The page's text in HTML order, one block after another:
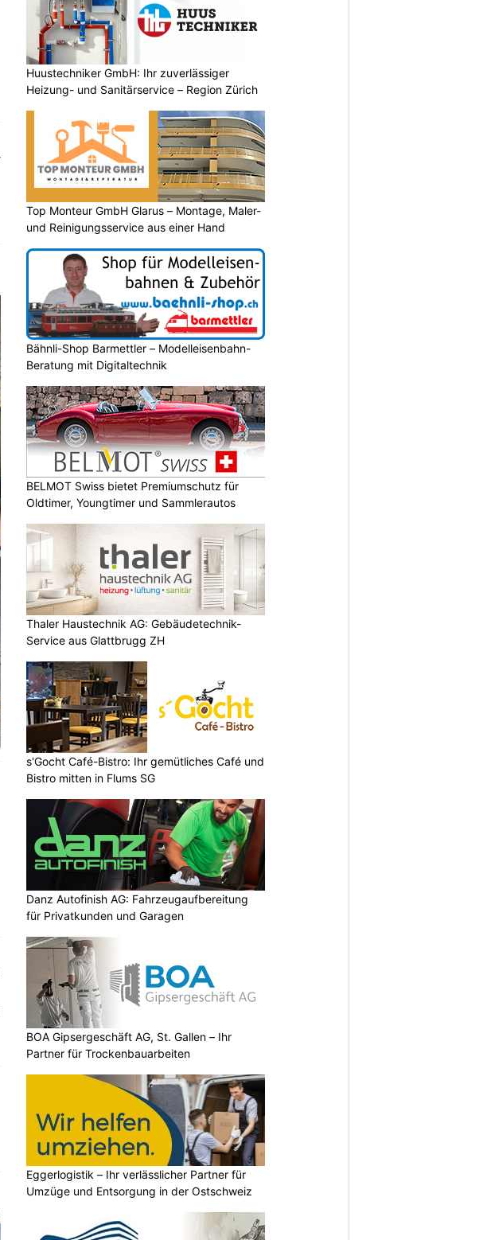
Huustechniker GmbH: Ihr zuverlässiger
Heizung- und Sanitärservice – Region Zürich
Top Monteur GmbH Glarus – Montage, Maler-
und Reinigungsservice aus einer Hand
Bähnli-Shop Barmettler – Modelleisenbahn-
Beratung mit Digitaltechnik
BELMOT Swiss bietet Premiumschutz für
Oldtimer, Youngtimer und Sammlerautos
Thaler Haustechnik AG: Gebäudetechnik-
Service aus Glattbrugg ZH
s'Gocht Café-Bistro: Ihr gemütliches Café und
Bistro mitten in Flums SG
Danz Autofinish AG: Fahrzeugaufbereitung
für Privatkunden und Garagen
BOA Gipsergeschäft AG, St. Gallen – Ihr
Partner für Trockenbauarbeiten
Eggerlogistik – Ihr verlässlicher Partner für
Umzüge und Entsorgung in der Ostschweiz